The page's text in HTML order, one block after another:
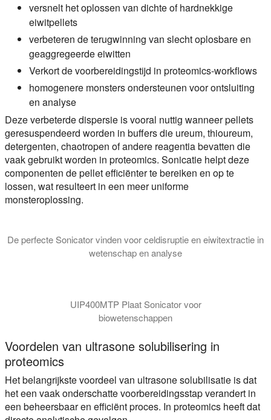
versnelt het oplossen van dichte of hardnekkige
eiwitpellets
verbeteren de terugwinning van slecht oplosbare en
geaggregeerde eiwitten
Verkort de voorbereidingstijd in proteomics-workflows
homogenere monsters ondersteunen voor ontsluiting
en analyse
Deze verbeterde dispersie is vooral nuttig wanneer pellets
geresuspendeerd worden in buffers die ureum, thioureum,
detergenten, chaotropen of andere reagentia bevatten die
vaak gebruikt worden in proteomics. Sonicatie helpt deze
componenten de pellet efficiënter te bereiken en op te
lossen, wat resulteert in een meer uniforme
monsteroplossing.
De perfecte Sonicator vinden voor celdisruptie en eiwitextractie in
wetenschap en analyse
UIP400MTP Plaat Sonicator voor
biowetenschappen
Voordelen van ultrasone solubilisering in
proteomics
Het belangrijkste voordeel van ultrasone solubilisatie is dat
het een vaak onderschatte voorbereidingsstap verandert in
een beheersbaar en efficiënt proces. In proteomics heeft dat